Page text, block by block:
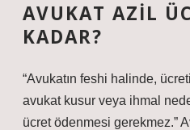
AVUKAT AZIL
KADAR?
“Avukatın feshi halinde,
avukat kusur veya ihmal
ücret ödenmesi gerekmez.”